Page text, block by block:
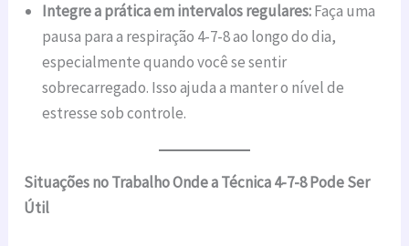
Integre a prática em intervalos regulares:Faça uma
pausa para a respiração 4-7-8 ao longo do dia,
especialmente quando você se sentir
sobrecarregado. Isso ajuda a manter o nível de
estresse sob controle.
Situações no Trabalho Onde a Técnica 4-7-8 Pode Ser
Útil